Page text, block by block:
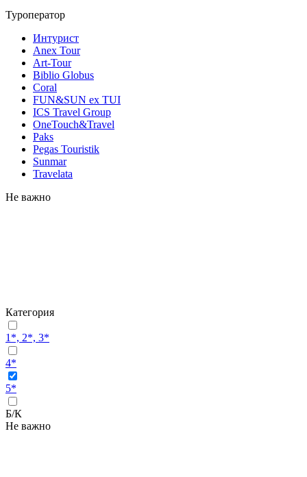
Туроператор
Интурист
Anex Tour
Art-Tour
Biblio Globus
Coral
FUN&SUN ex TUI
ICS Travel Group
OneTouch&Travel
Paks
Pegas Touristik
Sunmar
Travelata
Не важно
Категория
1*, 2*, 3*
4*
5*
Б/К
Не важно